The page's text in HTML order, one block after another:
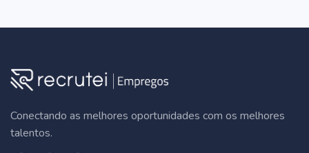
Conectando as melhores oportunidades com os melhores
talentos.